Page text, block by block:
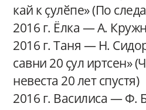
кай к ҫулӗпе» (По
2016 г. Ёлка — А.
2016 г. Таня — Н.
савни 20 ҫул иртсен»
невеста 20 лет спустя)
2016 г. Василиса — Ф.